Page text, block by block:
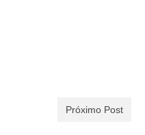
Próximo Post